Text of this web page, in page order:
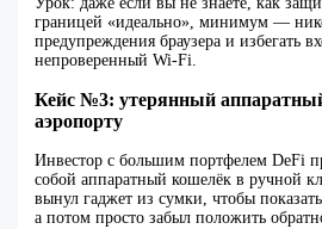
границей «идеально», минимум —
предупреждения браузера и избегать
непроверенный Wi‑Fi.
Кейс №3: утерянный
аэропорту
Инвестор с большим портфелем DeFi
собой аппаратный кошелёк в ручной
вынул гаджет из сумки, чтобы
а потом просто забыл положить